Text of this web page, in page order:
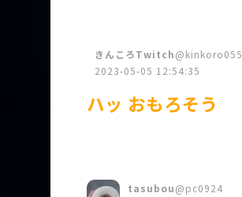
きんころTwitch@kinkoro055
2023-05-05 12:54:35
ハッ おもろそう
tasubou@pc0924